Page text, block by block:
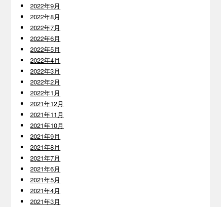
2022年9月
2022年8月
2022年7月
2022年6月
2022年5月
2022年4月
2022年3月
2022年2月
2022年1月
2021年12月
2021年11月
2021年10月
2021年9月
2021年8月
2021年7月
2021年6月
2021年5月
2021年4月
2021年3月